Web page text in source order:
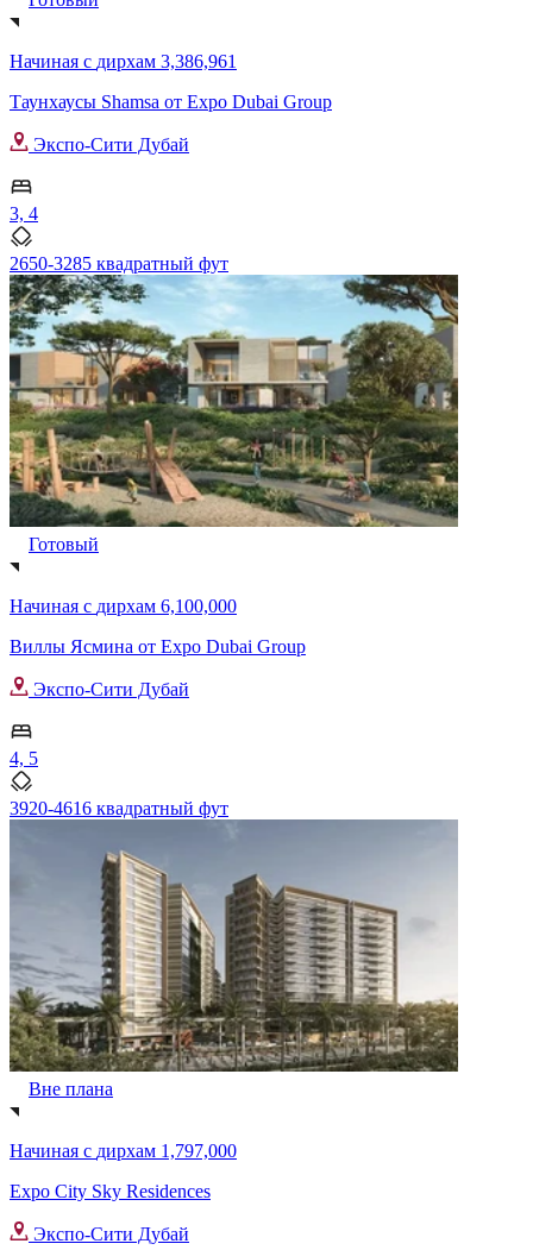
Начиная с дирхам 3,386,961
Таунхаусы Shamsa от Expo Dubai Group
Экспо-Сити Дубай
3, 4
2650-3285 квадратный фут
Готовый
Начиная с дирхам 6,100,000
Виллы Ясмина от Expo Dubai Group
Экспо-Сити Дубай
4, 5
3920-4616 квадратный фут
Вне плана
Начиная с дирхам 1,797,000
Expo City Sky Residences
Экспо-Сити Дубай